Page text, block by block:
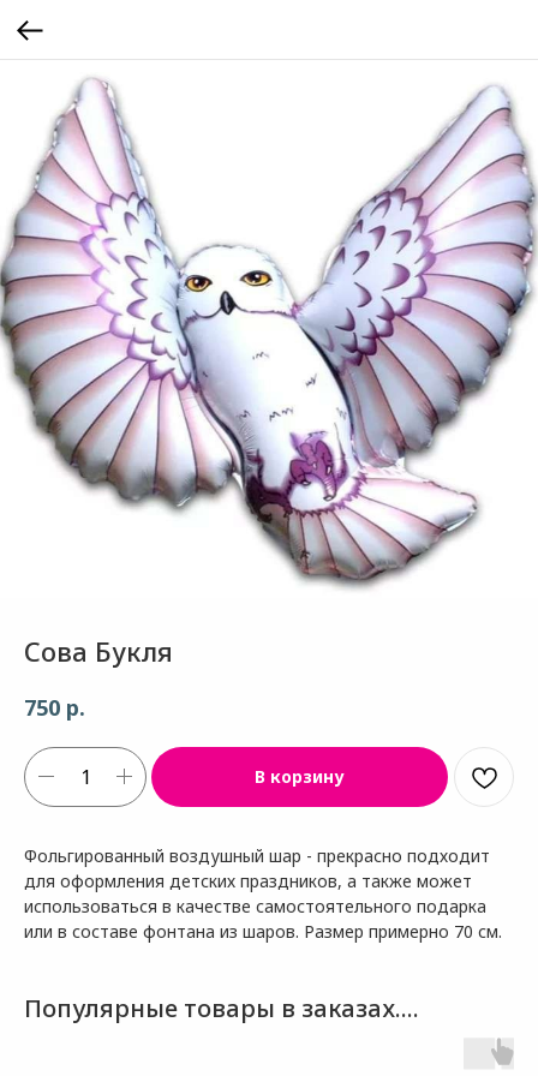
Сова Букля
750 р.
В корзину
Фольгированный воздушный шар - прекрасно подходит
для оформления детских праздников, а также может
использоваться в качестве самостоятельного подарка
или в составе фонтана из шаров. Размер примерно 70 см.
Популярные товары в заказах....